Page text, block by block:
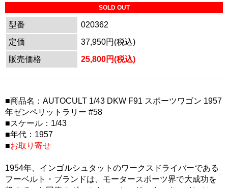
SOLD OUT
型番
020362
定価
37,950円(税込)
販売価格
25,800円(税込)
■商品名：AUTOCULT 1/43 DKW F91 スポーツワゴン 1957
年ゼンペリットラリー #58
■スケール：1/43
■年代：1957
■お取り寄せ
1954年、インゴルシュタットのワークスドライバーである
フーベルト・ブランドは、モータースポーツ界で大成功を